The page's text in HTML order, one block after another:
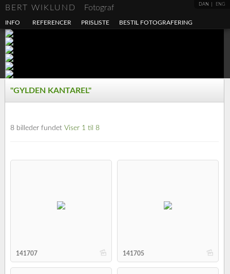
DAN ENG
BERT WIKLUND Fotograf
INFO REFERENCER PRISLISTE BESTIL FOTOGRAFERING
"GYLDEN KANTAREL"
8 billeder fundet Viser 1 til 8
b
141707 b
141705